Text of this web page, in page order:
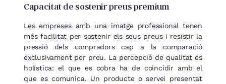
Capacitat de sostenir preus premium
Les empreses amb una imatge professional tenen
més facilitat per sostenir els seus preus i resistir la
pressió dels compradors cap a la comparació
exclusivament per preu. La percepció de qualitat és
holística: el que es cobra ha de coincidir amb el
que es comunica. Un producte o servei presentat